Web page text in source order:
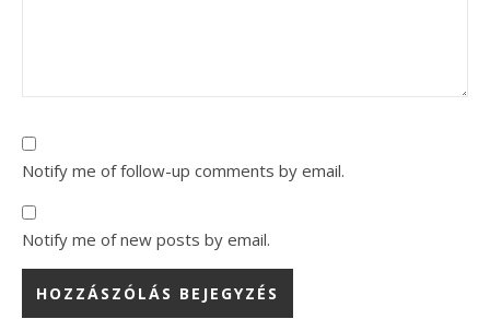
Notify me of follow-up comments by email.
Notify me of new posts by email.